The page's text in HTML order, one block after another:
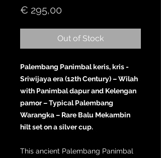
€ 295,00
Out of Stock
Palembang Panimbal keris, kris -
Sriwijaya era (12th Century) – Wilah
with Panimbal dapur and Kelengan
pamor – Typical Palembang
Warangka – Rare Balu Mekambin
hilt set on a silver cup.
This ancient Palembang Panimbal